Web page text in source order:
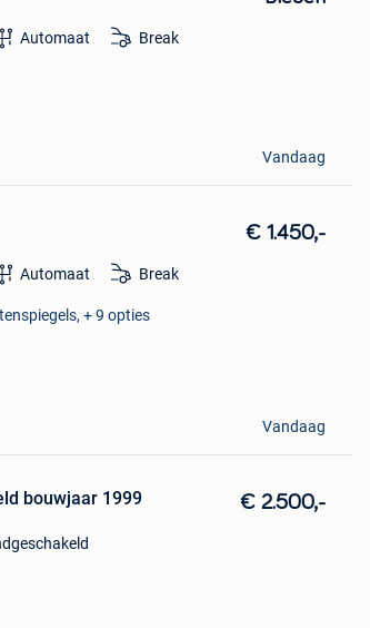
Automaat Break
Vandaag
€ 1.450,-
Automaat Break
+ 9 opties
Vandaag
bouwjaar 1999 € 2.500,-